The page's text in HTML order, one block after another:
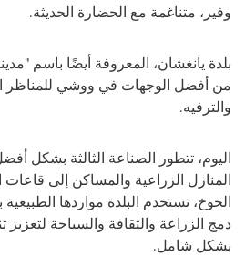
وفير، متناغمة مع الحضارة الحديثة.
بلدة يانغشان، المعروفة أيضًا باسم
من أفضل الوجهات في ووشي للمناظر
والترفيه.
اليوم، تتطور الصناعة الثالثة
المنازل الزراعية والمساكن إلى
الخوخ، تستخدم البلدة مواردها
دمج الزراعة والثقافة والسياحة لتعزيز
بشكل شامل.